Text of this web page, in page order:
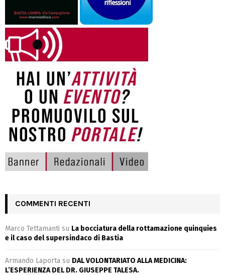
COMMENTI RECENTI
Marco Tettamanti su La bocciatura della rottamazione quinquies
e il caso del supersindaco di Bastia
Armando Laporta su DAL VOLONTARIATO ALLA MEDICINA:
L’ESPERIENZA DEL DR. GIUSEPPE TALESA.